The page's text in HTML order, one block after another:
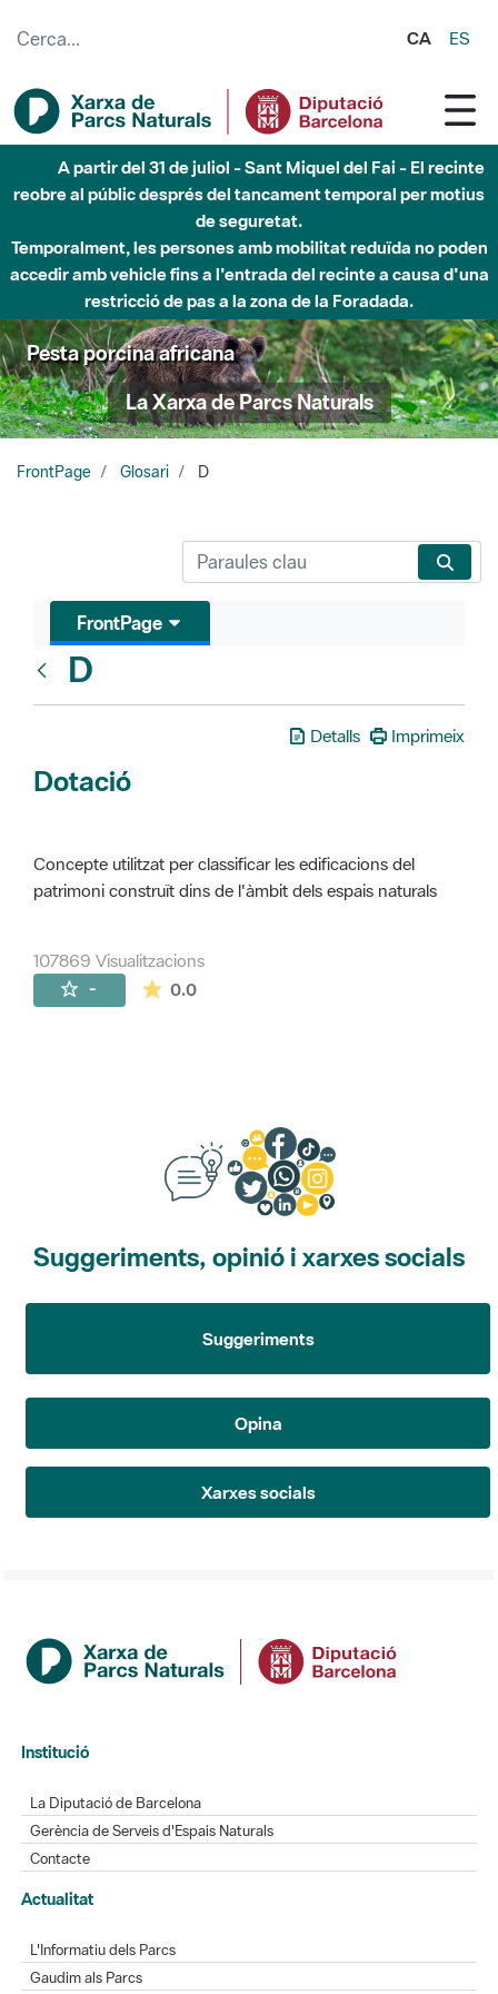
CA ES
A partir del 31 de juliol - Sant Miquel del Fai - El recinte
reobre al públic després del tancament temporal per motius
de seguretat.
Temporalment, les persones amb mobilitat reduïda no poden
accedir amb vehicle fins a l'entrada del recinte a causa d'una
restricció de pas a la zona de la Foradada.
Pesta porcina africana
La Xarxa de Parcs Naturals
FrontPage Glosari D
FrontPage
D
Detalls Imprimeix
Dotació
Concepte utilitzat per classificar les edificacions del
patrimoni construït dins de l'àmbit dels espais naturals
107869 Visualitzacions
- 0.0La mitjana de les valoracions és de 0
Suggeriments, opinió i xarxes socials
Suggeriments
Opina
Xarxes socials
Institució
La Diputació de Barcelona
Gerència de Serveis d'Espais Naturals
Contacte
Actualitat
L'Informatiu dels Parcs
Gaudim als Parcs